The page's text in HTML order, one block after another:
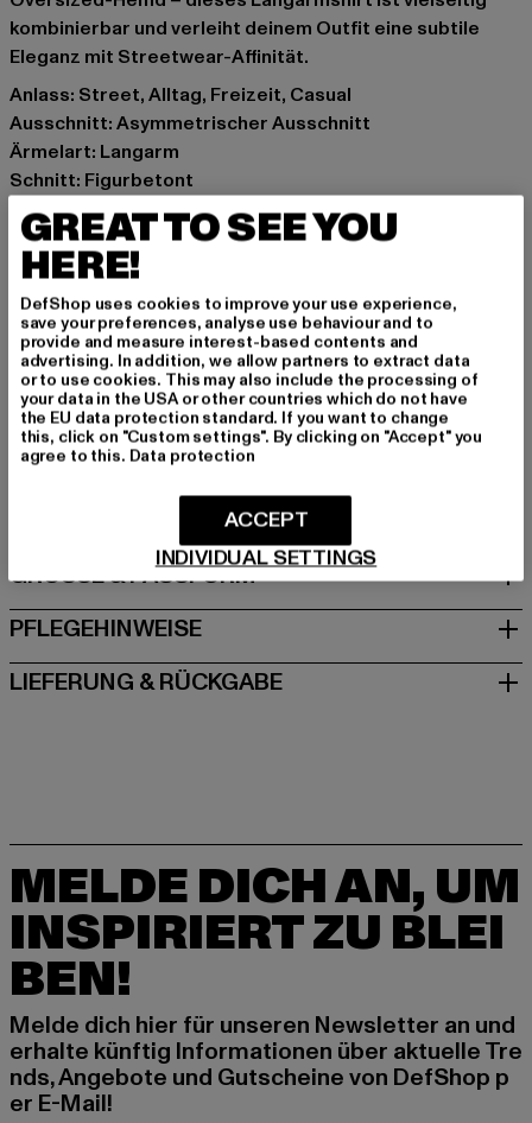
kombinierbar und verleiht deinem Outfit eine subtile
Eleganz mit Streetwear-Affinität.
Anlass: Street, Alltag, Freizeit, Casual
Ausschnitt: Asymmetrischer Ausschnitt
Ärmelart: Langarm
Schnitt: Figurbetont
Marke: Urban Classics
Kat.: Longsleeves
Farbe: beige
Hersteller Farbe: unionbeige
Materialzusammensetzung: 95% Baumwolle, 5%
Elasthan
Art.Nr: TB3212-03738
Hersteller: TB International GmbH |info@tbint.de
Dr.-Robert-Murjahn-Straße 7 | 64372 Ober-Ramstadt |
GRÖSSE & PASSFORM
PFLEGEHINWEISE
LIEFERUNG & RÜCKGABE
MELDE DICH AN, UM
INSPIRIERT ZU BLEI
BEN!
Melde dich hier für unseren Newsletter an und
erhalte künftig Informationen über aktuelle Tre
nds, Angebote und Gutscheine von DefShop p
er E-Mail!
GREAT TO SEE YOU
HERE!
DefShop uses cookies to improve your use experience,
save your preferences, analyse use behaviour and to
provide and measure interest-based contents and
advertising. In addition, we allow partners to extract data
or to use cookies. This may also include the processing of
your data in the USA or other countries which do not have
the EU data protection standard. If you want to change
this, click on "Custom settings". By clicking on "Accept" you
agree to this. Data protection
INDIVIDUAL SETTINGS
ACCEPT